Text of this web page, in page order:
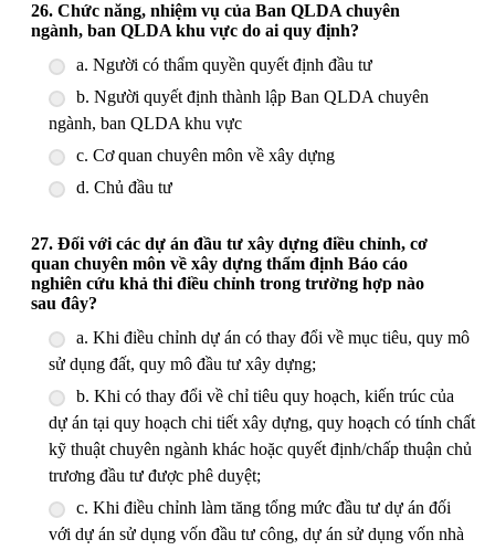
26. Chức năng, nhiệm vụ của Ban QLDA chuyên
ngành, ban QLDA khu vực do ai quy định?
a. Người có thẩm quyền quyết định đầu tư
b. Người quyết định thành lập Ban QLDA chuyên
ngành, ban QLDA khu vực
c. Cơ quan chuyên môn về xây dựng
d. Chủ đầu tư
27. Đối với các dự án đầu tư xây dựng điều chỉnh, cơ
quan chuyên môn về xây dựng thẩm định Báo cáo
nghiên cứu khả thi điều chỉnh trong trường hợp nào
sau đây?
a. Khi điều chỉnh dự án có thay đổi về mục tiêu, quy mô
sử dụng đất, quy mô đầu tư xây dựng;
b. Khi có thay đổi về chỉ tiêu quy hoạch, kiến trúc của
dự án tại quy hoạch chi tiết xây dựng, quy hoạch có tính chất
kỹ thuật chuyên ngành khác hoặc quyết định/chấp thuận chủ
trương đầu tư được phê duyệt;
c. Khi điều chỉnh làm tăng tổng mức đầu tư dự án đối
với dự án sử dụng vốn đầu tư công, dự án sử dụng vốn nhà